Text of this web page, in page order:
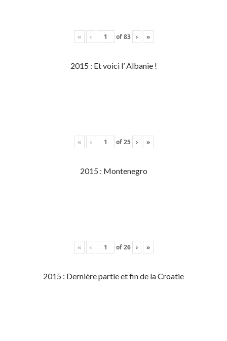
« ‹ of83 › »
2015 : Et voici l’ Albanie !
« ‹ of25 › »
2015 : Montenegro
« ‹ of26 › »
2015 : Dernière partie et fin de la Croatie